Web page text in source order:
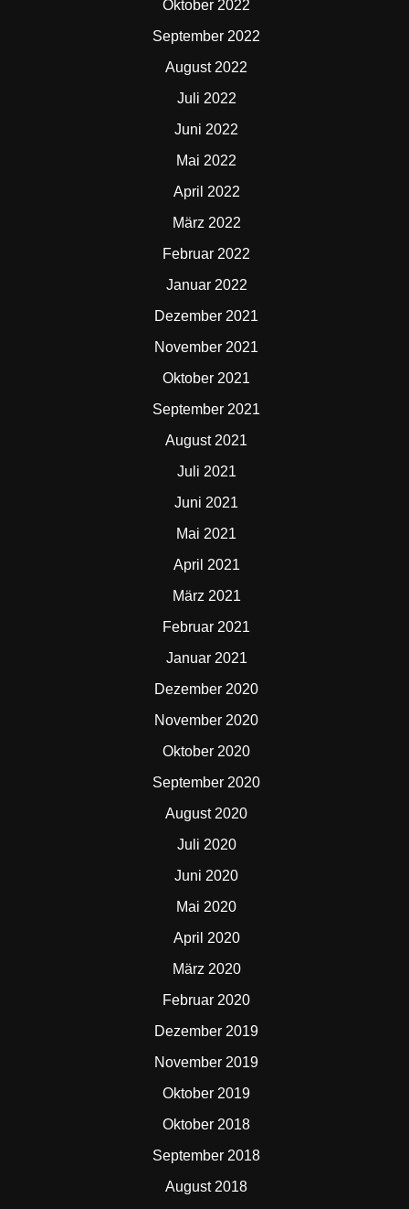
Oktober 2022
September 2022
August 2022
Juli 2022
Juni 2022
Mai 2022
April 2022
März 2022
Februar 2022
Januar 2022
Dezember 2021
November 2021
Oktober 2021
September 2021
August 2021
Juli 2021
Juni 2021
Mai 2021
April 2021
März 2021
Februar 2021
Januar 2021
Dezember 2020
November 2020
Oktober 2020
September 2020
August 2020
Juli 2020
Juni 2020
Mai 2020
April 2020
März 2020
Februar 2020
Dezember 2019
November 2019
Oktober 2019
Oktober 2018
September 2018
August 2018